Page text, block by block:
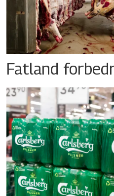
Fatland